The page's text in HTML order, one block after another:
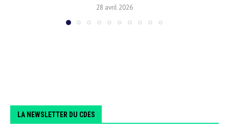
28 avril 2026
LA NEWSLETTER DU CDES